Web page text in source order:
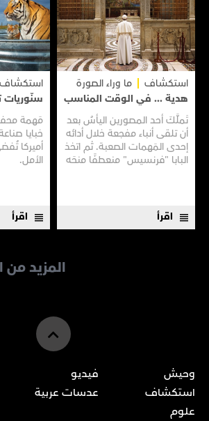
استكشاف
ما وراء الصورة
هدية ... في الوقت المناسب
تَملَّكَ أحد المصورين اليأسُ بعد
أن تلقى أنباء مفجعة خلال أدائه
إحدى المَهمات الصعبة. ثم اتخذ
البابا "فرنسيس" منعطفًا منحَه
اقرأ
استكشاف
سنّوريات
مَهمة
خبايا
أميركا
الأمل.
اقرأ
المزيد
وحيش
استكشاف
علوم
فيديو
عدسات عربية